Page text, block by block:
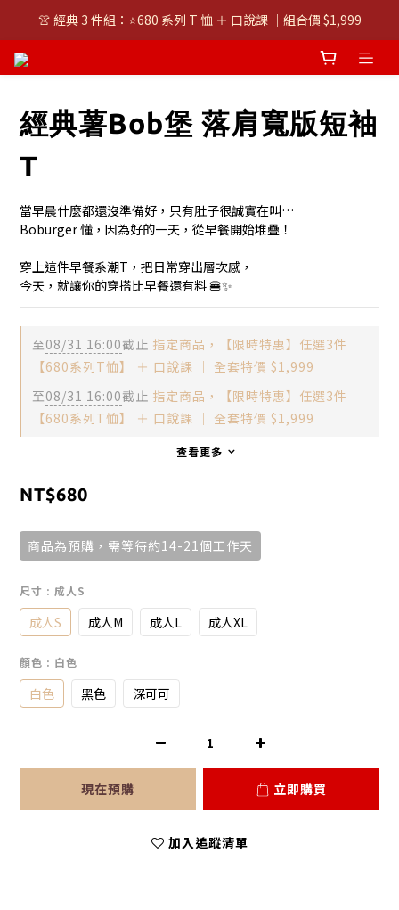
👚 經典 3 件組：⭐680 系列 T 恤 ＋ 口說課 ｜組合價 $1,999
👚 經典 3 件組：⭐680 系列 T 恤 ＋ 口說課 ｜組合價 $1,999
經典薯Bob堡 落肩寬版短袖
T
當早晨什麼都還沒準備好，只有肚子很誠實在叫…
Boburger 懂，因為好的一天，從早餐開始堆疊！
穿上這件早餐系潮T，把日常穿出層次感，
今天，就讓你的穿搭比早餐還有料 🍔✨
至08/31 16:00截止 指定商品，【限時特惠】任選3件
【680系列T恤】 ＋ 口說課 ｜ 全套特價 $1,999
至08/31 16:00截止 指定商品，【限時特惠】任選3件
【680系列T恤】 ＋ 口說課 ｜ 全套特價 $1,999
查看更多
NT$680
商品為預購，需等待約14-21個工作天
尺寸 : 成人S
成人S 成人M 成人L 成人XL
顏色 : 白色
白色 黑色 深可可
現在預購 立即購買
加入追蹤清單